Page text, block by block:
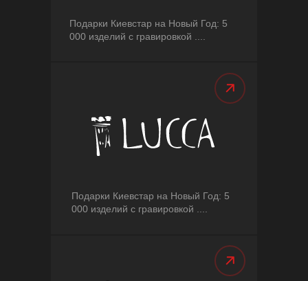
Подарки Киевстар на Новый Год: 5
000 изделий с гравировкой ....
Подарки Киевстар на Новый Год: 5
000 изделий с гравировкой ....